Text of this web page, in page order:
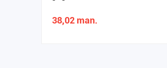
38,02 man.